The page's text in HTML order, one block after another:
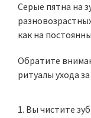
Серые пятна на
как на
Обратите
ритуалы ухода
Вы чистите